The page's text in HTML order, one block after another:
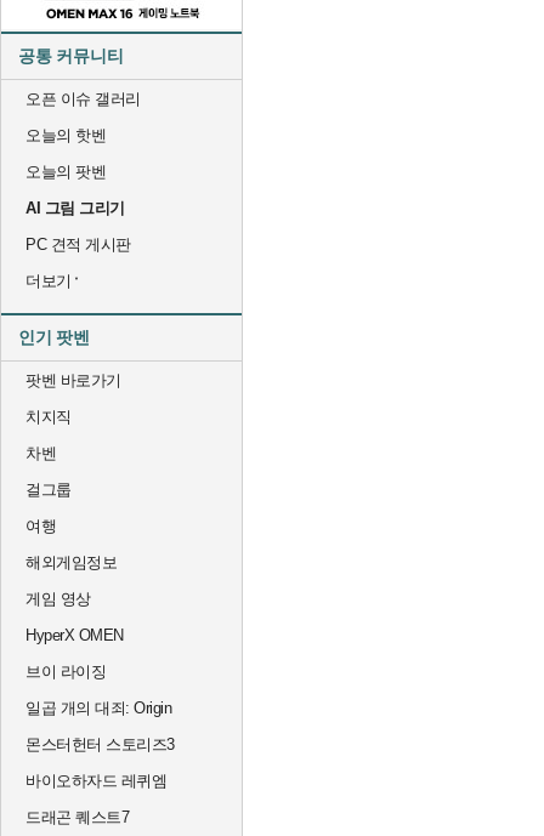
공통 커뮤니티
오픈 이슈 갤러리
오늘의 핫벤
오늘의 팟벤
AI 그림 그리기
PC 견적 게시판
더보기
인기 팟벤
팟벤 바로가기
치지직
차벤
걸그룹
여행
해외게임정보
게임 영상
HyperX OMEN
브이 라이징
일곱 개의 대죄: Origin
몬스터헌터 스토리즈3
바이오하자드 레퀴엠
드래곤 퀘스트7